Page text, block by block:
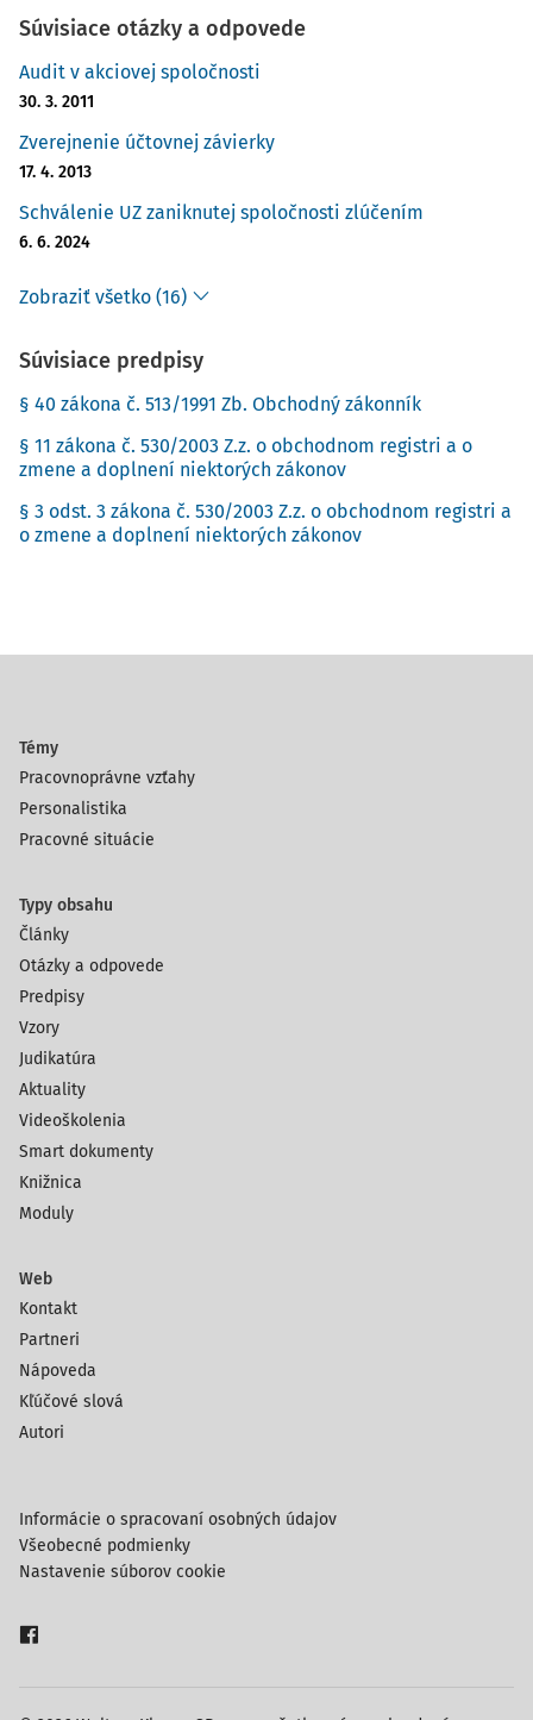
Súvisiace otázky a odpovede
Audit v akciovej spoločnosti
30. 3. 2011
Zverejnenie účtovnej závierky
17. 4. 2013
Schválenie UZ zaniknutej spoločnosti zlúčením
6. 6. 2024
Zobraziť všetko (16)
Súvisiace predpisy
§ 40 zákona č. 513/1991 Zb. Obchodný zákonník
§ 11 zákona č. 530/2003 Z.z. o obchodnom registri a o
zmene a doplnení niektorých zákonov
§ 3 odst. 3 zákona č. 530/2003 Z.z. o obchodnom registri a
o zmene a doplnení niektorých zákonov
Témy
Pracovnoprávne vzťahy
Personalistika
Pracovné situácie
Typy obsahu
Články
Otázky a odpovede
Predpisy
Vzory
Judikatúra
Aktuality
Videoškolenia
Smart dokumenty
Knižnica
Moduly
Web
Kontakt
Partneri
Nápoveda
Kľúčové slová
Autori
Informácie o spracovaní osobných údajov
Všeobecné podmienky
Nastavenie súborov cookie